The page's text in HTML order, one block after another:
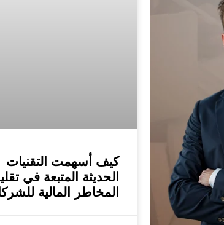
كيف أسهمت التقنيات
الحديثة المتبعة في
المخاطر المالية